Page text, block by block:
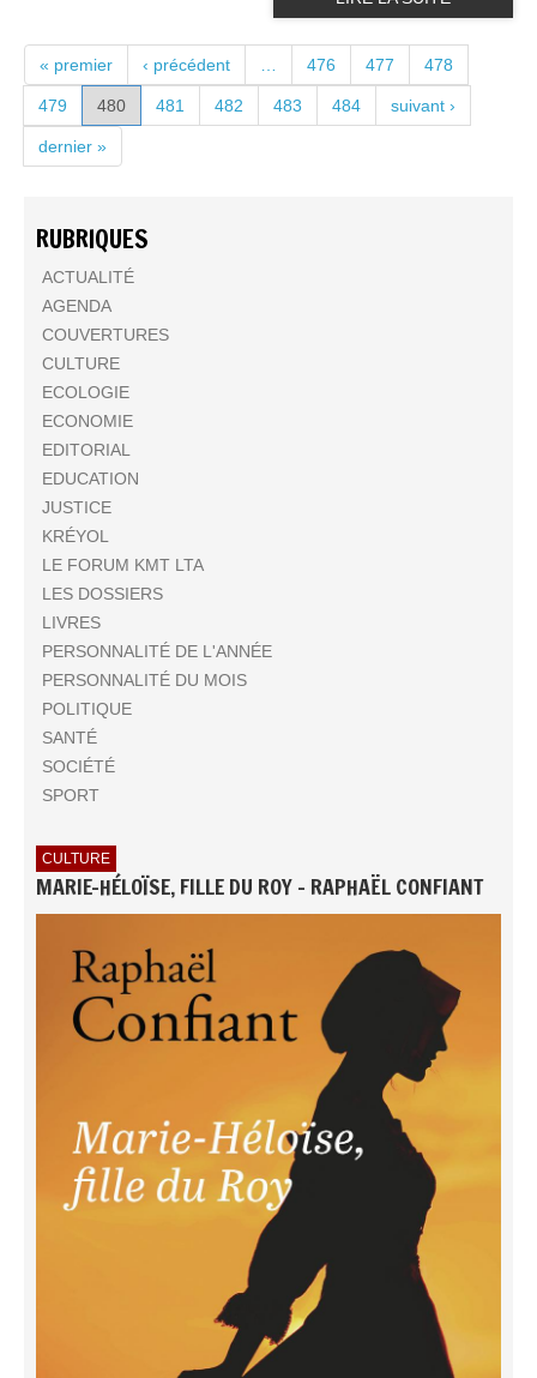
PAGES
« premier ‹ précédent 476 477 478
479 480 481 482 483 484 suivant ›
dernier »
RUBRIQUES
ACTUALITÉ
AGENDA
COUVERTURES
CULTURE
ECOLOGIE
ECONOMIE
EDITORIAL
EDUCATION
JUSTICE
KRÉYOL
LE FORUM KMT LTA
LES DOSSIERS
LIVRES
PERSONNALITÉ DE L'ANNÉE
PERSONNALITÉ DU MOIS
POLITIQUE
SANTÉ
SOCIÉTÉ
SPORT
CULTURE
MARIE-HÉLOÏSE, FILLE DU ROY - RAPHAËL CONFIANT